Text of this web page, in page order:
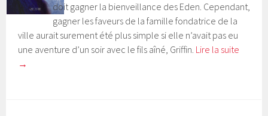
doit gagner la bienveillance des Eden. Cependant,
gagner les faveurs de la famille fondatrice de la
ville aurait surement été plus simple si elle n’avait pas eu
une aventure d’un soir avec le fils aîné, Griffin. Lire la suite
→